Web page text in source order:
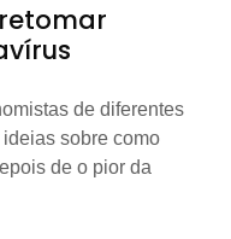
de diferentes
sobre como
de o pior da